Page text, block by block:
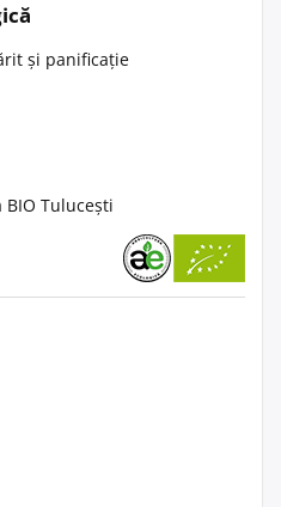
și panificație
BIO Tulucești